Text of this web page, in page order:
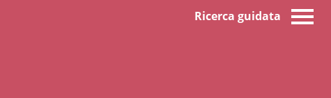
Ricerca guidata